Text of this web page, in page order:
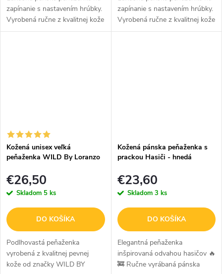
zapínanie s nastavením hrúbky.
Vyrobená ručne z kvalitnej kože
v hnedej farbe so
zapínanie s nastavením hrúbky.
Vyrobená ručne z kvalitnej kože
v hnedej farbe so
Kožená unisex veľká
peňaženka WILD By Loranzo
€26,50
Skladom 5 ks
DO KOŠÍKA
Podlhovastá peňaženka
vyrobená z kvalitnej pevnej
kože od značky WILD BY
Kožená pánska peňaženka s
prackou Hasiči - hnedá
€23,60
Skladom 3 ks
DO KOŠÍKA
Elegantná peňaženka
inšpirovaná odvahou hasičov 🔥
🚒 Ručne vyrábaná pánska